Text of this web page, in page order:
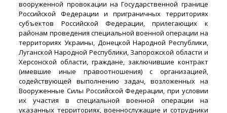
вооруженной провокации на Государственной границе
Российской Федерации и приграничных территориях
субъектов Российской Федерации, прилегающих к
районам проведения специальной военной операции на
территориях Украины, Донецкой Народной Республики,
Луганской Народной Республики, Запорожской области и
Херсонской области, граждане, заключившие контракт
(имевшие иные правоотношения) с организацией,
содействующей выполнению задач, возложенных на
Вооруженные Силы Российской Федерации, при условии
их участия в специальной военной операции на
указанных территориях, военнослужащие и сотрудники